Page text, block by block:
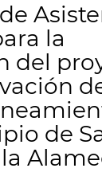
la
del
de